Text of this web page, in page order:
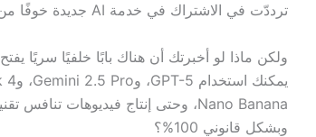
ترددّت في الاشتراك في خدمة AI جديدة خوفًا من أنها قد لا تلبي توقعاتك؟
ولكن ماذا لو أخبرتك أن هناك بابًا خلفيًا سريًا
وبشكل قانوني 100%؟